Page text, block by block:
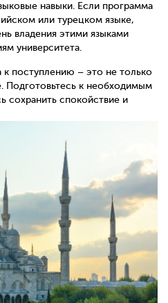
навыки. Если программа
или турецком языке,
владения этими языками
университета.
к поступлению – это не только
Подготовьтесь к необходимым
сохранить спокойствие и